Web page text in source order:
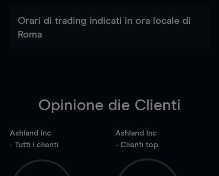
Orari di trading indicati in ora locale di
Roma
Opinione die Clienti
Ashland Inc
- Tutti i clienti
Ashland Inc
- Clienti top